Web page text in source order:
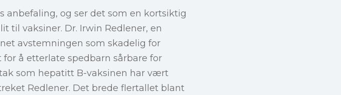
anbefaling, og ser det som en kortsiktig
til vaksiner. Dr. Irwin Redlener, en
avstemningen som skadelig for
å etterlate spedbarn sårbare for
som hepatitt B-vaksinen har vært
Redlener. Det brede flertallet blant